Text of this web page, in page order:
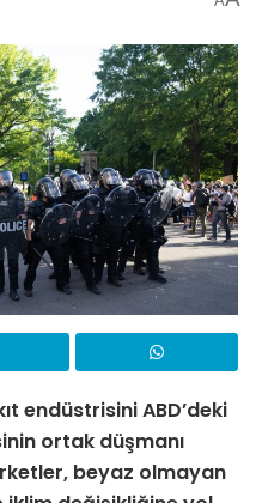
endüstrisini ABD’deki
ortak düşmanı
beyaz olmayan